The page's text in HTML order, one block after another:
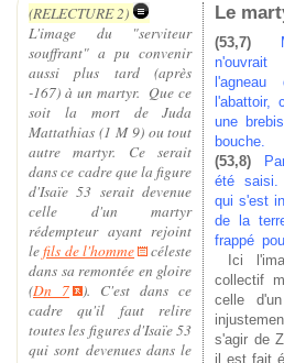
(RELECTURE 2)
L'image du "serviteur
souffrant" a pu convenir
aussi plus tard (après
-167) à un martyr. Que ce
soit la mort de Juda
Mattathias (1 M 9) ou tout
autre martyr. Ce serait
dans ce cadre que la figure
d'Isaïe 53 serait devenue
celle d'un martyr
rédempteur ayant rejoint
lefils de l'homme
céleste
dans sa remontée en gloire
(Dn 7
). C'est dans ce
cadre qu'il faut relire
toutes les figures d'Isaïe 53
qui sont devenues dans le
Le
(53,7)
l'abattoir,
une
bouche.
(53,8)
été saisi.
qui s'est
de la
frappé
Ici
collectif
celle
s'agir de
il est fait